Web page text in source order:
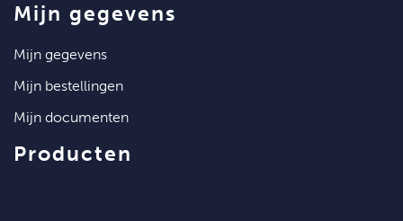
mijn gegevens
mijn gegevens
mijn bestellingen
mijn documenten
producten